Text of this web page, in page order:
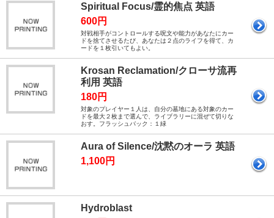
Spiritual Focus/霊的焦点 英語
600円
対戦相手がコントロールする呪文や能力があなたにカー
ドを捨てさせるたび、あなたは２点のライフを得て、カ
ードを１枚引いてもよい。
Krosan Reclamation/クローサ流再
利用 英語
180円
対象のプレイヤー１人は、自分の墓地にある対象のカー
ドを最大２枚まで選んで、ライブラリーに混ぜて切りな
おす。 フラッシュバック：１緑
Aura of Silence/沈黙のオーラ 英語
1,100円
Hydroblast